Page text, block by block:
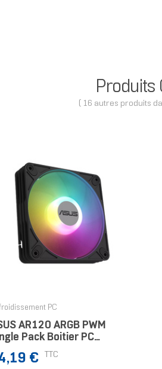
Produits
( 16 autres produits
PC
AR120 ARGB PWM
Pack Boitier PC
12 Cm Noir 1
€ TTC